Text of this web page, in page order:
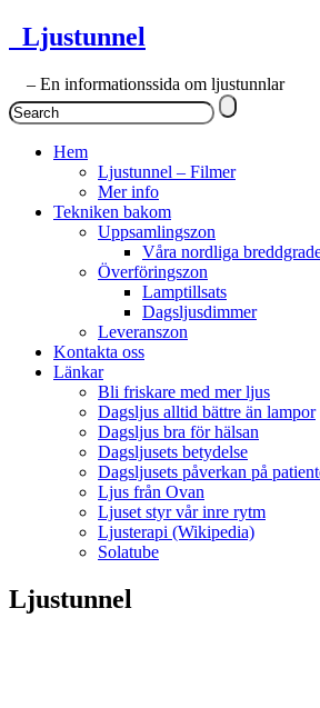
Ljustunnel
– En informationssida om ljustunnlar
Hem
Ljustunnel – Filmer
Mer info
Tekniken bakom
Uppsamlingszon
Våra nordliga
Överföringszon
Lamptillsats
Dagsljusdimmer
Leveranszon
Kontakta oss
Länkar
Bli friskare med mer ljus
Dagsljus alltid bättre än lampor
Dagsljus bra för hälsan
Dagsljusets betydelse
Dagsljusets påverkan på
Ljus från Ovan
Ljuset styr vår inre rytm
Ljusterapi (Wikipedia)
Solatube
Ljustunnel